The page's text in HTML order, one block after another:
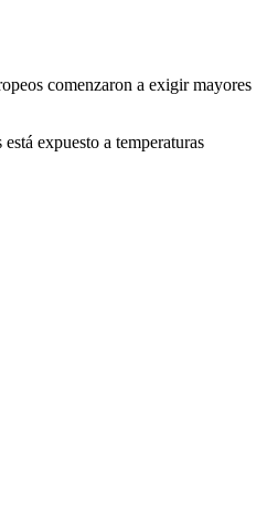
comenzaron a exigir mayores
expuesto a temperaturas